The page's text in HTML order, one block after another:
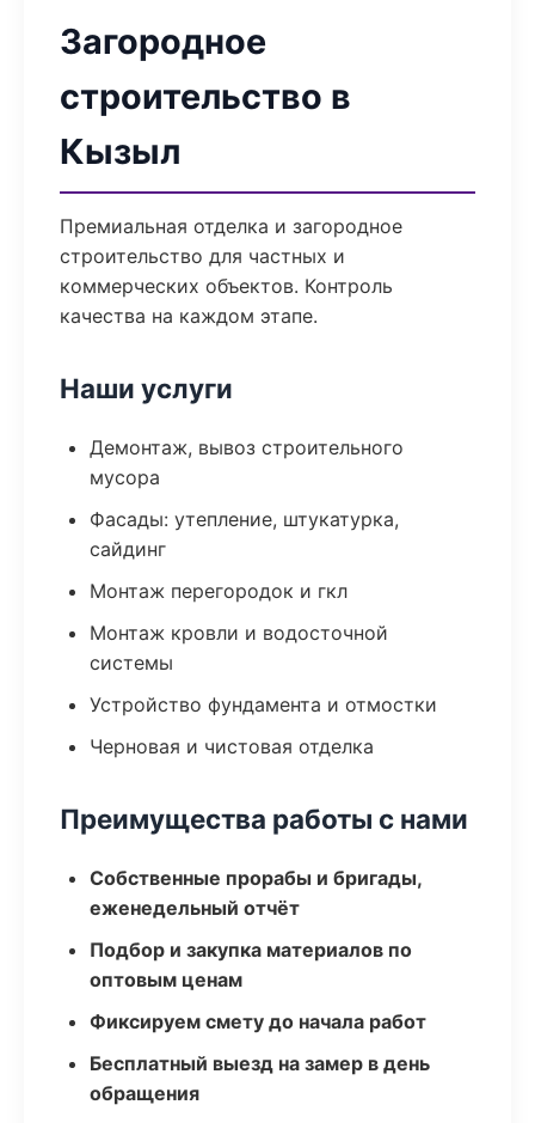
Загородное
строительство в
Кызыл
Премиальная отделка и загородное
строительство для частных и
коммерческих объектов. Контроль
качества на каждом этапе.
Наши услуги
Демонтаж, вывоз строительного
мусора
Фасады: утепление, штукатурка,
сайдинг
Монтаж перегородок и гкл
Монтаж кровли и водосточной
системы
Устройство фундамента и отмостки
Черновая и чистовая отделка
Преимущества работы с нами
Собственные прорабы и бригады,
еженедельный отчёт
Подбор и закупка материалов по
оптовым ценам
Фиксируем смету до начала работ
Бесплатный выезд на замер в день
обращения